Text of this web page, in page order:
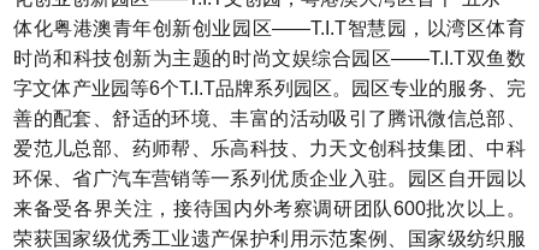
体化粤港澳青年创新创业园区——T.I.T智慧园，以湾区体育
时尚和科技创新为主题的时尚文娱综合园区——T.I.T双鱼数
字文体产业园等6个T.I.T品牌系列园区。园区专业的服务、完
善的配套、舒适的环境、丰富的活动吸引了腾讯微信总部、
爱范儿总部、药师帮、乐高科技、力天文创科技集团、中科
环保、省广汽车营销等一系列优质企业入驻。园区自开园以
来备受各界关注，接待国内外考察调研团队600批次以上。
荣获国家级优秀工业遗产保护利用示范案例、国家级纺织服